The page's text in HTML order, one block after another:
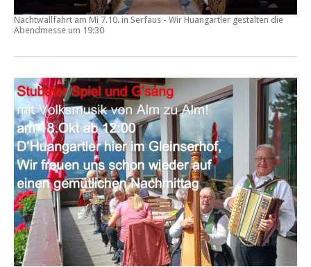
Nachtwallfahrt am Mi 7.10. in Serfaus - Wir Huangartler gestalten die
Abendmesse um 19:30